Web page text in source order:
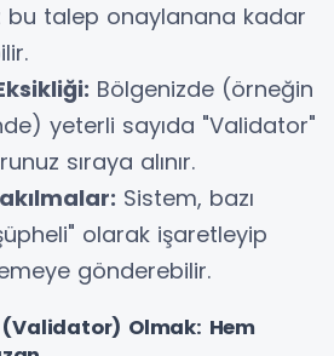
bu talep onaylanana kadar
Bölgenizde (örneğin
yeterli sayıda "Validator"
sıraya alınır.
Sistem, bazı
olarak işaretleyip
gönderebilir.
(Validator) Olmak: Hem